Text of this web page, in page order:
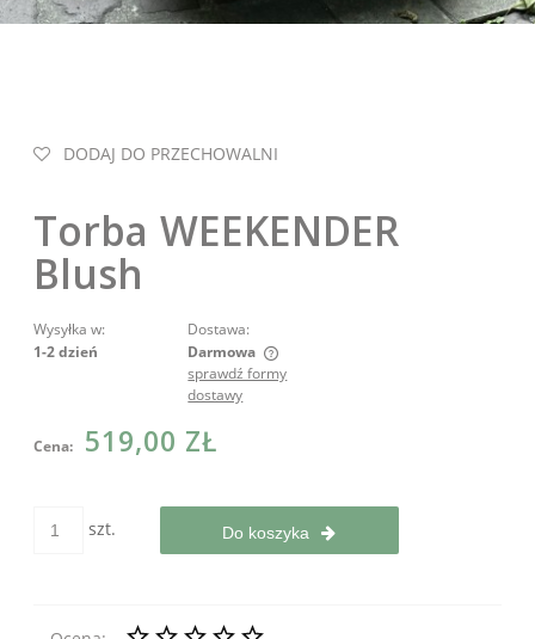
DODAJ DO PRZECHOWALNI
Torba WEEKENDER
Blush
Wysyłka w:
1-2 dzień
Dostawa:
Darmowa
Cena nie zawiera ewentualnych kosztów płatności
sprawdź formy
dostawy
Cena: 519,00 ZŁ
szt. Do koszyka